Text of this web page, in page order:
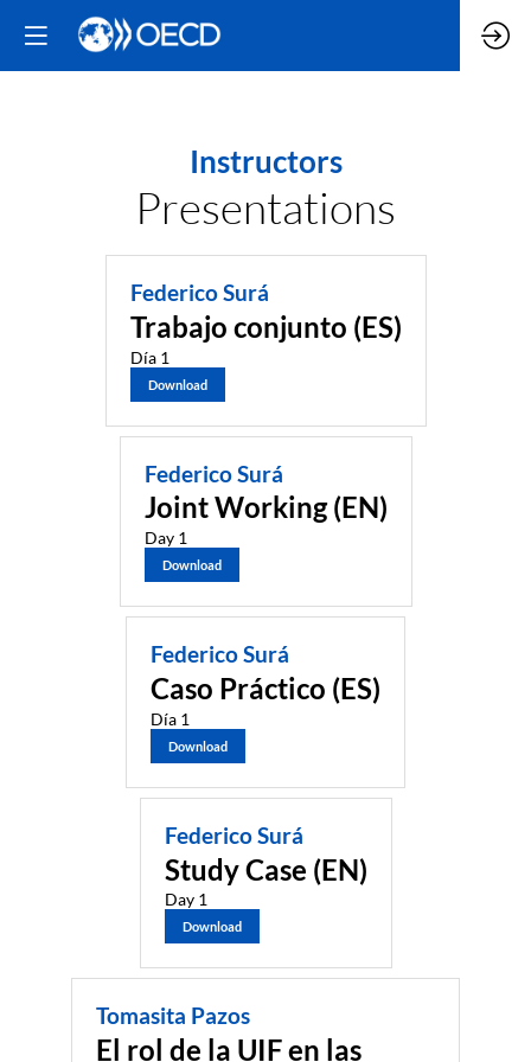
Instructors
Presentations
Federico Surá
Trabajo conjunto (ES)
Día 1
Download
Federico Surá
Joint Working (EN)
Day 1
Download
Federico Surá
Caso Práctico (ES)
Día 1
Download
Federico Surá
Study Case (EN)
Day 1
Download
Tomasita Pazos
El rol de la UIF en las